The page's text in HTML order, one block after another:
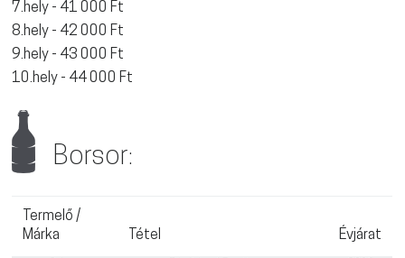
7.hely - 41 000 Ft
8.hely - 42 000 Ft
9.hely - 43 000 Ft
10.hely - 44 000 Ft
Borsor:
Termelő /
Márka
Tétel Évjárat